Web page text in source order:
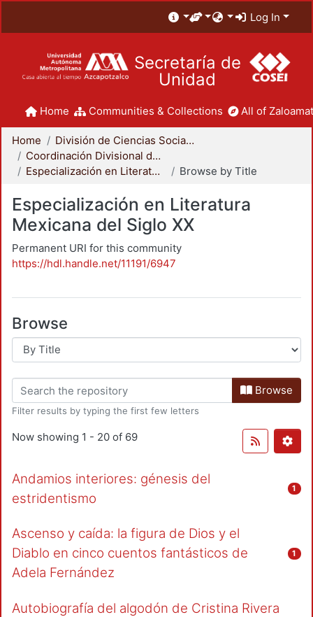
Log In
Secretaría de
Unidad
Home Communities & Collections All of
Home
División de Ciencias Sociales y Humanidades
Coordinación Divisional de Posgrado
Especialización en Literatura Mexicana del Siglo XX
Browse by Title
Especialización en Literatura
Mexicana del Siglo XX
Permanent URI for this community
https://hdl.handle.net/11191/6947
Browse
Browse
Filter results by typing the first few letters
Now showing 1 - 20 of 69
Andamios interiores: génesis del
estridentismo
1
Ascenso y caída: la figura de Dios y el
Diablo en cinco cuentos fantásticos de
Adela Fernández
1
Autobiografía del algodón de Cristina Rivera